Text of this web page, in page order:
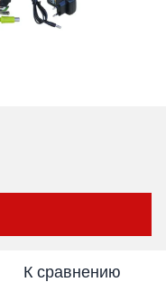
К сравнению